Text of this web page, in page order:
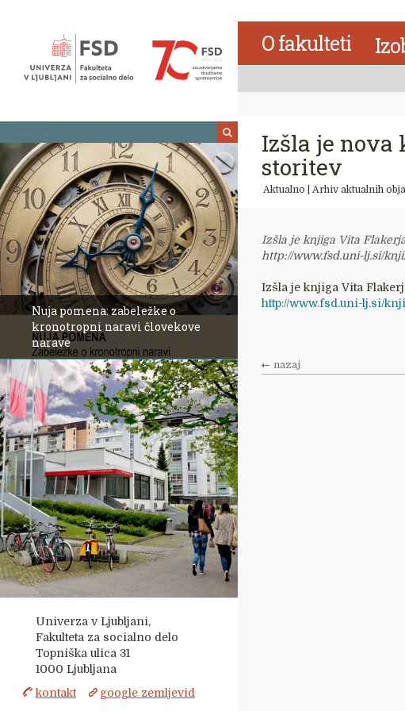
vsebino
Nuja pomena: zabeležke o
kronotropni naravi človekove
narave
Univerza v Ljubljani,
Fakulteta za socialno delo
Topniška ulica 31
1000 Ljubljana
kontakt
google zemljevid
O fakulteti
Izšla je nova
storitev
Aktualno Arhiv aktualnih
Izšla je knjiga Vita
http://www.fsd.uni-lj.si/
Izšla je knjiga Vita
http://www.fsd.uni-lj.si/
nazaj